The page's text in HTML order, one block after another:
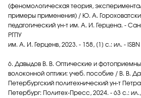
(феномологическая теория,
примеры применения) / Ю. А.
педагогический ун-т им. А. И. Герцена. -
РГПУ
им. А. И. Герценв, 2023. - 158, [1] c.: ил. -
6. Давыдов В. В. Оптические и
волоконной оптики: учеб. пособие / В. В.
Петербургский политехнический ун-т
Петербург: Политех-Пресс, 2024. - 63 с.: